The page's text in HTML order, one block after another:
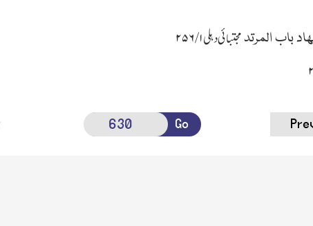
باب المرتدمجتبائی دہلی ۱ /۲۵۶
Go